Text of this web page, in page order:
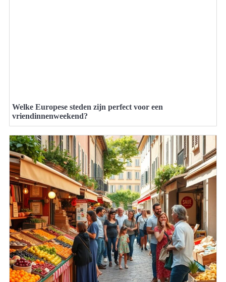
Welke Europese steden zijn perfect voor een
vriendinnenweekend?